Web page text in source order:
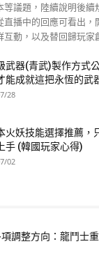
議題，陸續說明後續
播中的回應可看出，
動，以及替回歸玩家
武器(青武)製作方式
能成就這把永恆的武
28
火妖技能選擇推薦，
手 (韓國玩家心得)
02
調整方向：龍鬥士